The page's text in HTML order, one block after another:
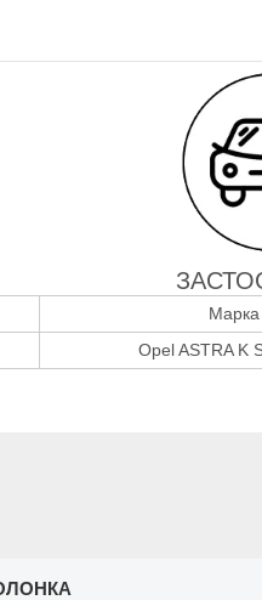
Opel ASTRA K